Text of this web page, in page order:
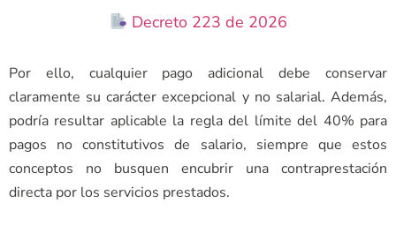
Decreto 223 de 2026
Por ello, cualquier pago adicional debe conservar
claramente su carácter excepcional y no salarial. Además,
podría resultar aplicable la regla del límite del 40% para
pagos no constitutivos de salario, siempre que estos
conceptos no busquen encubrir una contraprestación
directa por los servicios prestados.